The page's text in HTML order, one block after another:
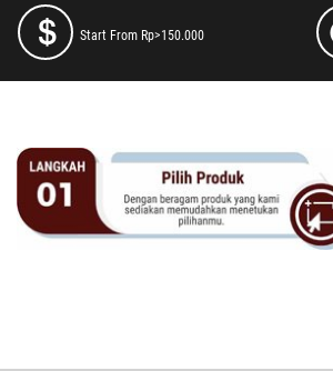
Start From Rp>150.000